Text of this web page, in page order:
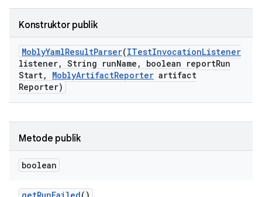
Konstruktor publik
MoblyYamlResultParser(ITestInvocationListener
listener, String runName , boolean reportRun
Start, MoblyArtifactReporter artifact
Reporter)
Metode publik
boolean